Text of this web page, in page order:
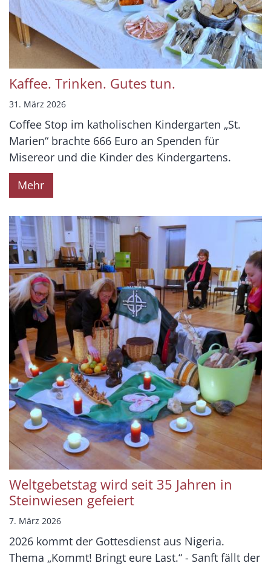
Kaffee. Trinken. Gutes tun.
31. März 2026
Coffee Stop im katholischen Kindergarten „St.
Marien“ brachte 666 Euro an Spenden für
Misereor und die Kinder des Kindergartens.
Mehr
Weltgebetstag wird seit 35 Jahren in
Steinwiesen gefeiert
7. März 2026
2026 kommt der Gottesdienst aus Nigeria.
Thema „Kommt! Bringt eure Last.“ - Sanft fällt der